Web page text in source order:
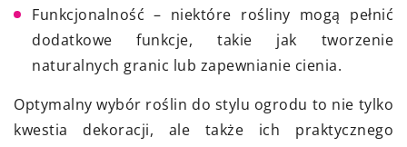
Funkcjonalność – niektóre rośliny mogą pełnić
dodatkowe funkcje, takie jak tworzenie
naturalnych granic lub zapewnianie cienia.
Optymalny wybór roślin do stylu ogrodu to nie tylko
kwestia dekoracji, ale także ich praktycznego